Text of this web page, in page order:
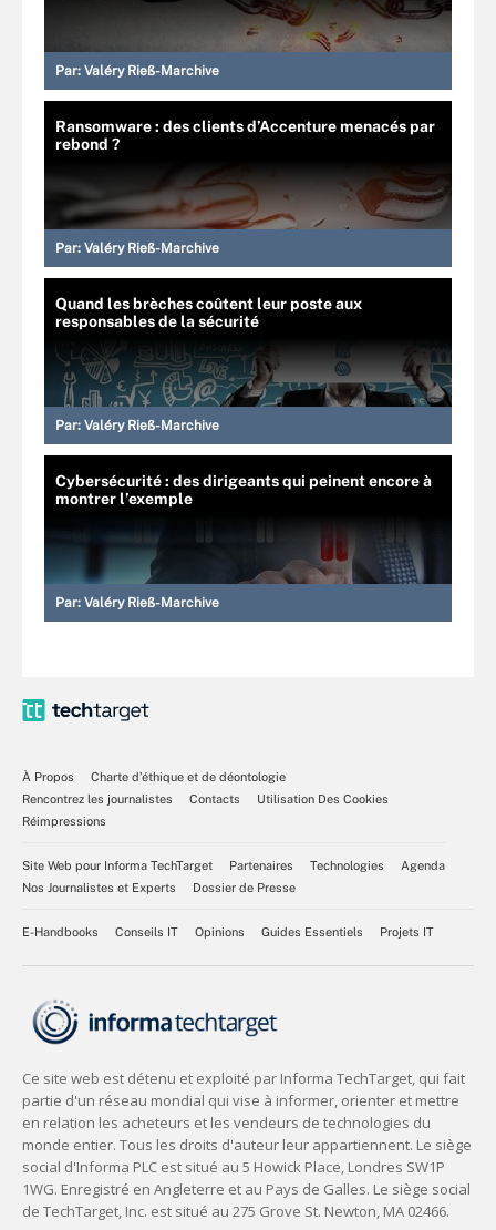
Par: Valéry Rieß-Marchive
Ransomware : des clients d’Accenture menacés par
rebond ?
Par: Valéry Rieß-Marchive
Quand les brèches coûtent leur poste aux
responsables de la sécurité
Par: Valéry Rieß-Marchive
Cybersécurité : des dirigeants qui peinent encore à
montrer l’exemple
Par: Valéry Rieß-Marchive
À Propos
Charte d’éthique et de déontologie
Rencontrez les journalistes
Contacts
Utilisation Des Cookies
Réimpressions
Site Web pour Informa TechTarget Partenaires Technologies
Agenda
Nos Journalistes et Experts
Dossier de Presse
E-Handbooks Conseils IT Opinions Guides Essentiels Projets IT